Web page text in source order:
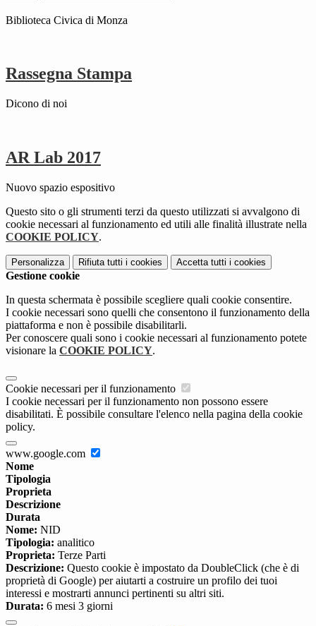
Biblioteca Civica di Monza
Rassegna Stampa
Dicono di noi
AR Lab 2017
Nuovo spazio espositivo
Questo sito o gli strumenti terzi da questo utilizzati si avvalgono di
cookie necessari al funzionamento ed utili alle finalità illustrate nella
COOKIE POLICY.
Personalizza Rifiuta tutti i cookies Accetta tutti i cookies
Gestione cookie
In questa schermata è possibile scegliere quali cookie consentire.
I cookie necessari sono quelli che consentono il funzionamento della
piattaforma e non è possibile disabilitarli.
Per conoscere quali sono i cookie necessari al funzionamento potete
visionare la COOKIE POLICY.
Cookie necessari per il funzionamento
I cookie necessari per il funzionamento non possono essere
disabilitati. È possibile consultare l'elenco nella pagina della cookie
policy.
www.google.com
Nome
Tipologia
Proprieta
Descrizione
Durata
Nome: NID
Tipologia: analitico
Proprieta: Terze Parti
Descrizione: Questo cookie è impostato da DoubleClick (che è di
proprietà di Google) per aiutarti a costruire un profilo dei tuoi
interessi e mostrarti annunci pertinenti su altri siti.
Durata: 6 mesi 3 giorni